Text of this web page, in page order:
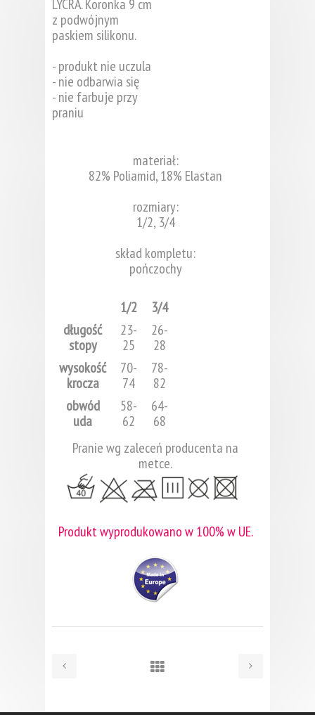
LYCRA. Koronka 9 cm
z podwójnym
paskiem silikonu.
- produkt nie uczula
- nie odbarwia się
- nie farbuje przy
praniu
materiał:
82% Poliamid, 18% Elastan
rozmiary:
1/2, 3/4
skład kompletu:
pończochy
1/2
3/4
długość
stopy
23-
25
26-
28
wysokość
krocza
70-
74
78-
82
obwód
uda
58-
62
64-
68
Pranie wg zaleceń producenta na
metce.
Produkt wyprodukowano w 100% w UE.